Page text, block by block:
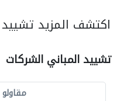
اكتشف المزيد تشييد
تشييد المباني الشركات